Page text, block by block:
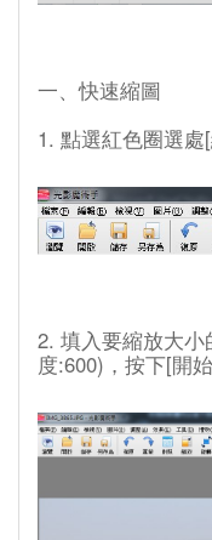
一、快速縮圖
1. 點選紅色圈選處
2. 填入要縮放大
度:600)，按下[開